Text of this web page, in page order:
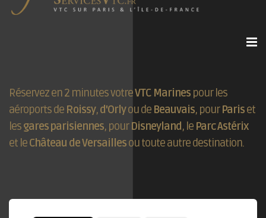
Réservez en 2 minutes votreVTC Marines pour les
aéroports de Roissy,d'Orlyou de Beauvais, pourPariset
lesgares parisiennes, pourDisneyland, le Parc Astérix
et leChâteau de Versaillesou toute autre destination.